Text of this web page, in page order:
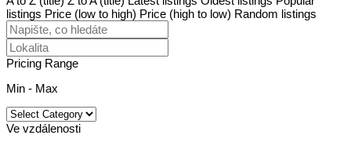
listings Price (low to high) Price (high to low) Random listings
Pricing Range
Min - Max
Ve vzdálenosti